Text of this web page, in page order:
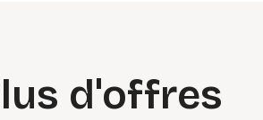
d'offres